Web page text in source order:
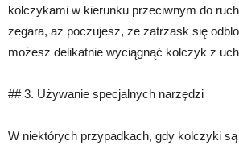
kolczykami w kierunku przeciwnym do
zegara, aż poczujesz, że zatrzask się
możesz delikatnie wyciągnąć kolczyk z
## 3. Używanie specjalnych narzędzi
W niektórych przypadkach, gdy kolczyki